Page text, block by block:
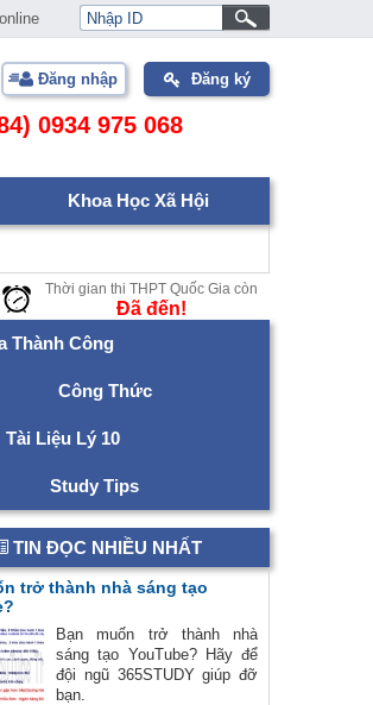
Đăng nhập Đăng ký
0934 975 068
Khoa Học Xã Hội
Thời gian thi THPT Quốc Gia còn
Ðã đến!
Thành Công
Công Thức
Tài Liệu Lý 10
Study Tips
TIN ĐỌC NHIỀU NHẤT
trở thành nhà sáng tạo
Bạn muốn trở thành nhà
sáng tạo YouTube? Hãy để
đội ngũ 365STUDY giúp đỡ
bạn.